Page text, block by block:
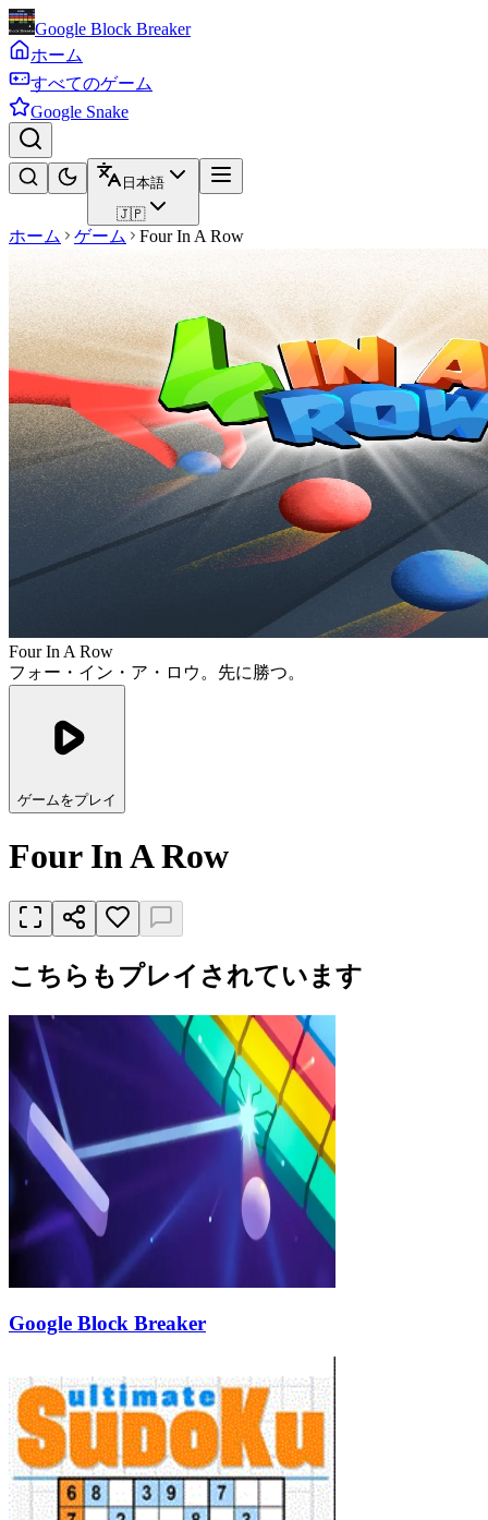
Google Block Breaker
ホーム
すべてのゲーム
Google Snake
日本語
🇯🇵
ホーム ゲーム Four In A Row
Four In A Row
フォー・イン・ア・ロウ。先に勝つ。
ゲームをプレイ
Four In A Row
こちらもプレイされています
Google Block Breaker